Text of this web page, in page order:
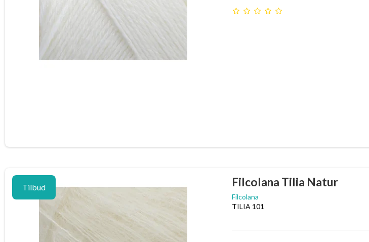
Tilbud Filcolana Tilia Natur
Filcolana
TILIA 101